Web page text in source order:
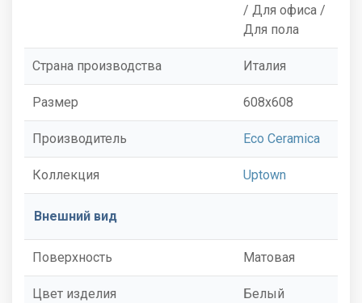
/ Для офиса /
Для пола
Страна производства Италия
Размер 608x608
Производитель Eco Ceramica
Коллекция Uptown
Внешний вид
Поверхность Матовая
Цвет изделия Белый